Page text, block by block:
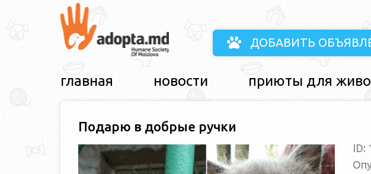
ДОБАВИТЬ
главная новости приюты для
Подарю в добрые ручки
ID: